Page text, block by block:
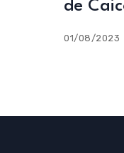
de
01/08/2023